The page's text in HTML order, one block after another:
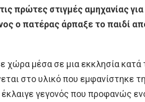
πρώτες στιγμές αμηχανίας
ο πατέρας άρπαξε το παιδί
χώρα μέσα σε μια εκκλησία κατά
στο υλικό που εμφανίστηκε
γεγονός που προφανώς